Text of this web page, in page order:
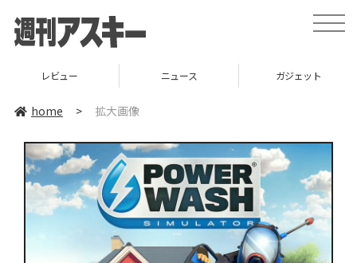
toggle
レビュー ニュース ガジェット
home > 拡大画像